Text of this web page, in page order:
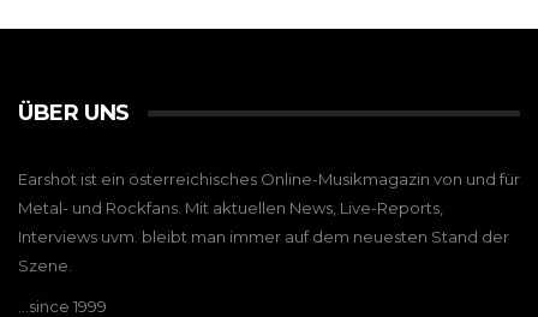
ÜBER UNS
Earshot ist ein österreichisches Online-Musikmagazin von und für
Metal- und Rockfans. Mit aktuellen News, Live-Reports,
Interviews uvm. bleibt man immer auf dem neuesten Stand der
Szene.
…since 1999